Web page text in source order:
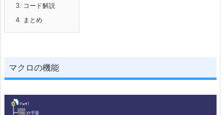
3. コード解説
4. まとめ
マクロの機能